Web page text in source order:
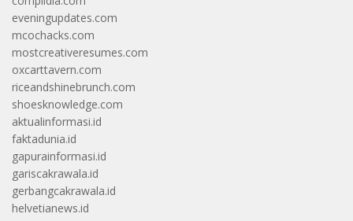
eveningupdates.com
mcochacks.com
mostcreativeresumes.com
oxcarttavern.com
riceandshinebrunch.com
shoesknowledge.com
aktualinformasi.id
faktadunia.id
gapurainformasi.id
gariscakrawala.id
gerbangcakrawala.id
helvetianews.id